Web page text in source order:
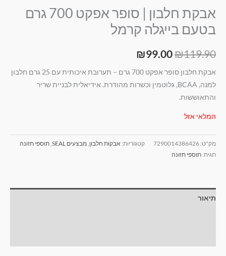
אבקת חלבון | סופר אפקט 700 גרם
בטעם בייגלה קרמל
₪119.90
₪99.00
אבקת חלבון סופר אפקט 700 גרם – תערובת איכותית עם 25 גרם חלבון
למנה, BCAA, גלוטמין וכשרות מהודרת. אידיאלית לבניית שריר
והתאוששות.
המלאי אזל
מק"ט: 7290014386426 קטגוריות: אבקות חלבון,מבצעים SEAL ,תוספי תזונה
תגית: תוספי תזונה
תיאור